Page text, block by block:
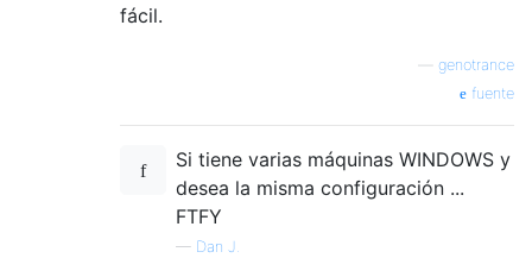
fácil.
genotrance
fuente
Si tiene varias máquinas WINDOWS y
desea la misma configuración ...
FTFY
— Dan J.